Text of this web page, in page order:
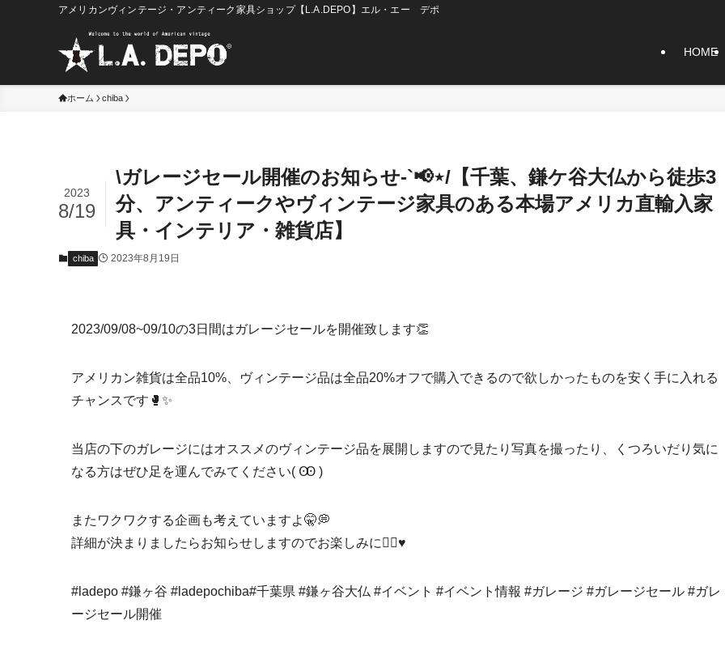
アメリカンヴィンテージ・アンティーク家具ショップ【L.A.DEPO】エル・エー デポ
HOME
ホーム chiba
\ガレージセール開催のお知らせ-`📢⋆/【千葉、鎌ケ谷大仏から徒歩3
分、アンティークやヴィンテージ家具のある本場アメリカ直輸入家
具・インテリア・雑貨店】
2023
8/19
chiba 2023年8月19日
2023/09/08~09/10の3日間はガレージセールを開催致します👏
アメリカン雑貨は全品10%、ヴィンテージ品は全品20%オフで購入できるので欲しかったものを安く手に入れる
チャンスです🥊✨
当店の下のガレージにはオススメのヴィンテージ品を展開しますので見たり写真を撮ったり、くつろいだり気に
なる方はぜひ足を運んでみてください( Ꙭ )
またワクワクする企画も考えていますよ🤫💭
詳細が決まりましたらお知らせしますのでお楽しみに💁‍♂️♥️
#ladepo #鎌ヶ谷 #ladepochiba#千葉県 #鎌ヶ谷大仏 #イベント #イベント情報 #ガレージ #ガレージセール #ガレ
ージセール開催